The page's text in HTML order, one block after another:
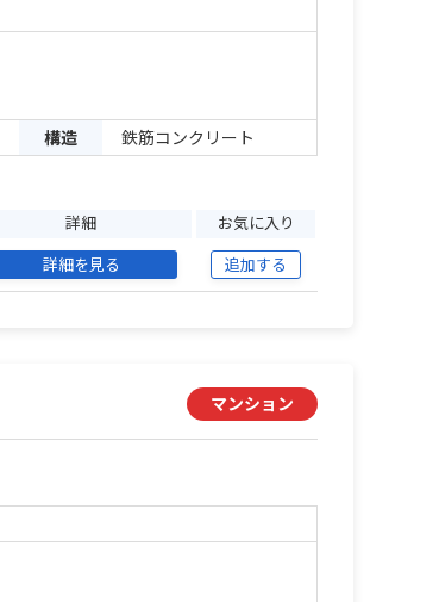
構造 鉄筋コンクリート
詳細 お気に入り
詳細を見る 追加する
マンション